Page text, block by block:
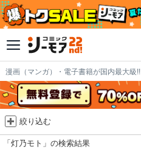
漫画（マンガ）・電子書籍が国内最大級!!
絞り込む
「灯乃モト」の検索結果